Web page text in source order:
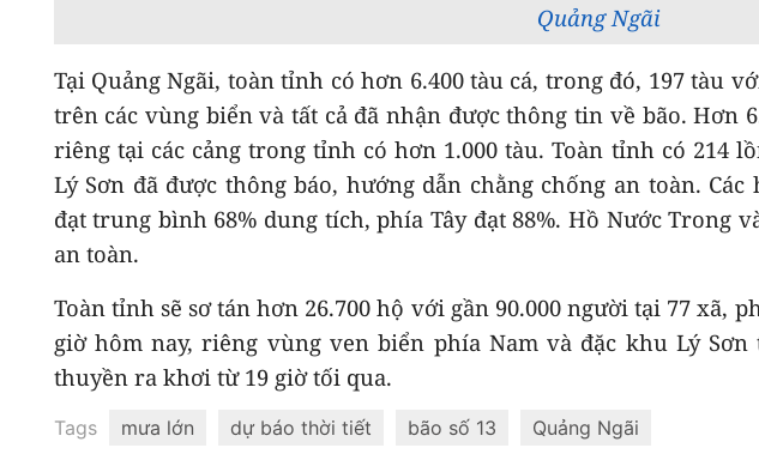
Quảng Ngãi
Tại Quảng Ngãi, toàn tỉnh có hơn 6.400 tàu cá, trong đó, 197 tàu
trên các vùng biển và tất cả đã nhận được thông tin về bão. Hơn
riêng tại các cảng trong tỉnh có hơn 1.000 tàu. Toàn tỉnh có 214
Lý Sơn đã được thông báo, hướng dẫn chằng chống an toàn.
đạt trung bình 68% dung tích, phía Tây đạt 88%. Hồ Nước Trong
an toàn.
Toàn tỉnh sẽ sơ tán hơn 26.700 hộ với gần 90.000 người tại 77 xã,
giờ hôm nay, riêng vùng ven biển phía Nam và đặc khu Lý
thuyền ra khơi từ 19 giờ tối qua.
Tags mưa lớn dự báo thời tiết bão số 13 Quảng Ngãi